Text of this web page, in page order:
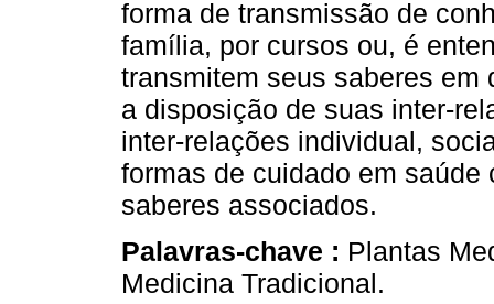
forma de transmissão de
família, por cursos ou, é
transmitem seus saberes
a disposição de suas inter-
inter-relações individual,
formas de cuidado em
saberes associados.
Palavras-chave : Plantas
Medicina Tradicional.